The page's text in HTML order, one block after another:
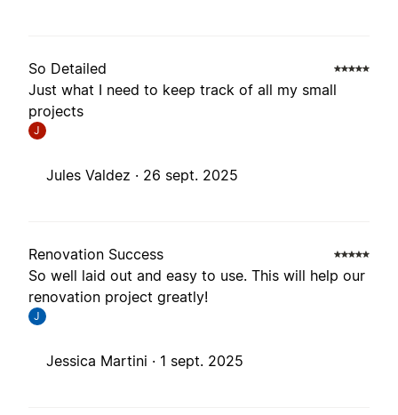
So Detailed
Just what I need to keep track of all my small
projects
J
Jules Valdez · 26 sept. 2025
Renovation Success
So well laid out and easy to use. This will help our
renovation project greatly!
J
Jessica Martini · 1 sept. 2025